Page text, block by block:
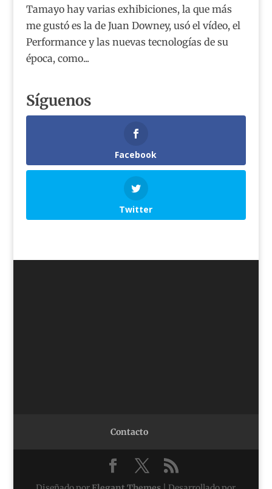
Tamayo hay varias exhibiciones, la que más
me gustó es la de Juan Downey, usó el vídeo, el
Performance y las nuevas tecnologías de su
época, como...
Síguenos
Facebook
Twitter
Contacto